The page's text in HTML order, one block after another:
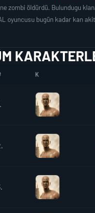
zombi öldürdü. Bulundugu
oyuncusu bugün kadar kan
K